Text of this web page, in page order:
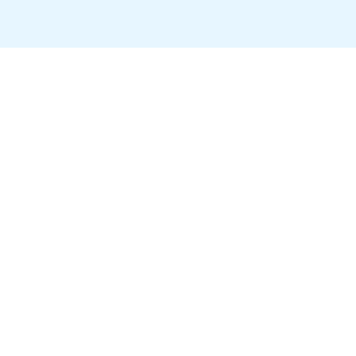
на
България
на апликацията Ice Casino за играчи от България“ е
на графиката на апликацията, играчите могат да увеличат
кадровата честота и текстурното качество гарантира
е ключово. Подробните съвети в наръчника
което предстои да бъде открито.